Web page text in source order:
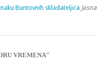
Buntovnih skladateljica Jasna
VREMENA"